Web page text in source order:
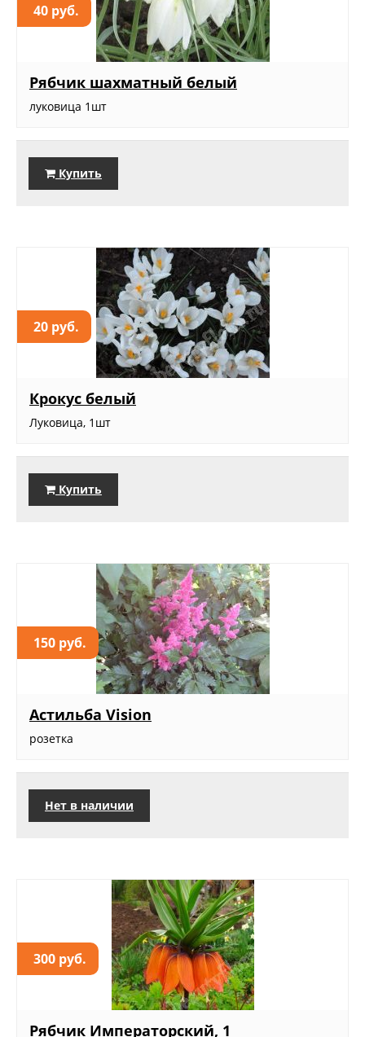
40 руб.
Рябчик шахматный белый
луковица 1шт
Купить
20 руб.
Крокус белый
Луковица, 1шт
Купить
150 руб.
Астильба Vision
розетка
Нет в наличии
300 руб.
Рябчик Императорский, 1